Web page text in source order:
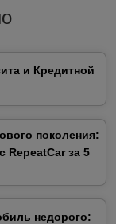
и Кредитной
поколения:
RepeatCar за 5
недорого: